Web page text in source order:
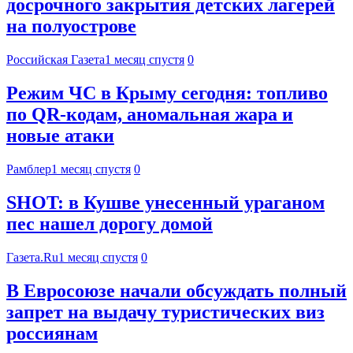
досрочного закрытия детских лагерей
на полуострове
Российская Газета1 месяц спустя 0
Режим ЧС в Крыму сегодня: топливо
по QR-кодам, аномальная жара и
новые атаки
Рамблер1 месяц спустя 0
SHOT: в Кушве унесенный ураганом
пес нашел дорогу домой
Газета.Ru1 месяц спустя 0
В Евросоюзе начали обсуждать полный
запрет на выдачу туристических виз
россиянам